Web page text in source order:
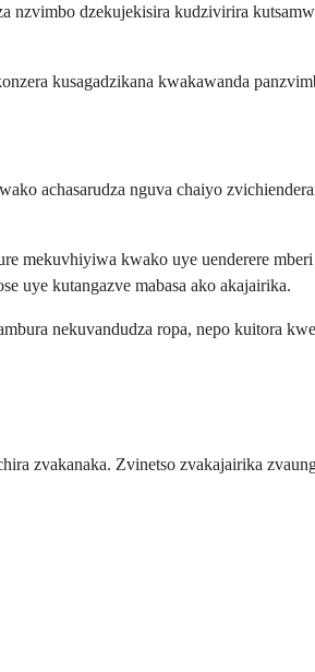
nzvimbo dzekujekisira kudzivirira
kusagadzikana kwakawanda
achasarudza nguva chaiyo
mekuvhiyiwa kwako uye uenderere
uye kutangazve mabasa ako akajairika.
nekuvandudza ropa, nepo kuitora
zvakanaka. Zvinetso zvakajairika